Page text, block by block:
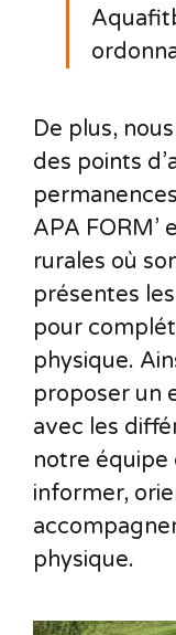
De plus,
des points
APA FORM’
rurales où
présentes
pour
physique.
proposer un
avec les
notre équipe
informer,
physique.